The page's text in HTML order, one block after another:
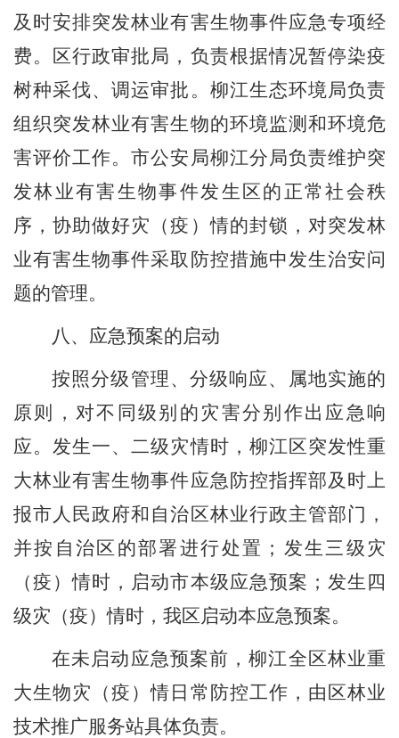
及时安排突发林业有害生物事件应急专项经
费。区行政审批局，负责根据情况暂停染疫
树种采伐、调运审批。柳江生态环境局负责
组织突发林业有害生物的环境监测和环境危
害评价工作。市公安局柳江分局负责维护突
发林业有害生物事件发生区的正常社会秩
序，协助做好灾（疫）情的封锁，对突发林
业有害生物事件采取防控措施中发生治安问
题的管理。
八、应急预案的启动
按照分级管理、分级响应、属地实施的
原则，对不同级别的灾害分别作出应急响
应。发生一、二级灾情时，柳江区突发性重
大林业有害生物事件应急防控指挥部及时上
报市人民政府和自治区林业行政主管部门，
并按自治区的部署进行处置；发生三级灾
（疫）情时， 启动市本级应急预案；发生四
级灾（疫）情时， 我区启动本应急预案。
在未启动应急预案前，柳江全区林业重
大生物灾（疫）情日常防控工作，由区林业
技术推广服务站具体负责。